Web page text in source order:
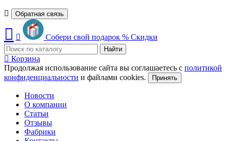
Обратная связь
Собери свой подарок % Скидки
Найти
Корзина
Продолжая использование сайта вы соглашаетесь с политикой
конфиденциальности и файлами cookies. Принять
Новости
О компании
Статьи
Отзывы
Фабрики